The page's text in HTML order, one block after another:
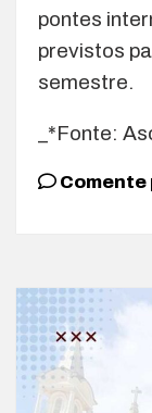
pontes
previstos
semestre.
_*Fonte: